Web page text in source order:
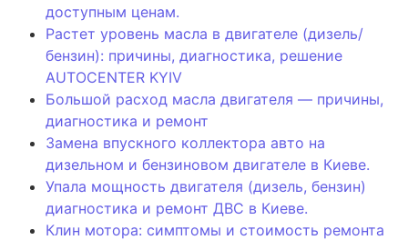
доступным ценам.
Растет уровень масла в двигателе (дизель/
бензин): причины, диагностика, решение
AUTOCENTER KYIV
Большой расход масла двигателя — причины,
диагностика и ремонт
Замена впускного коллектора авто на
дизельном и бензиновом двигателе в Киеве.
Упала мощность двигателя (дизель, бензин)
диагностика и ремонт ДВС в Киеве.
Клин мотора: симптомы и стоимость ремонта